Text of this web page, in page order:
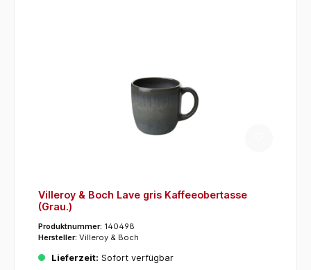
Villeroy & Boch Lave gris Kaffeeobertasse
(Grau.)
Produktnummer: 140498
Hersteller: Villeroy & Boch
Lieferzeit: Sofort verfügbar